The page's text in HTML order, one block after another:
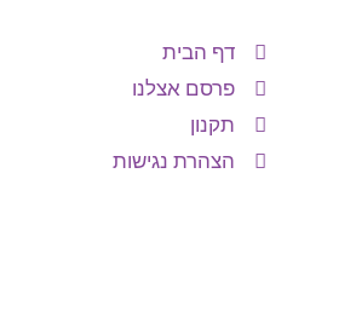
דף הבית
פרסם אצלנו
תקנון
הצהרת נגישות